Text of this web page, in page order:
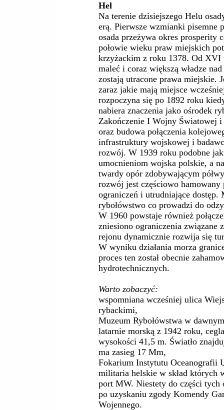
Hel
Na terenie dzisiejszego Helu
erą. Pierwsze wzmianki pisemne
osada przeżywa okres prosperity
połowie wieku praw miejskich
krzyżackim z roku 1378. Od XVI
maleć i coraz większą władze
zostają utracone prawa miejskie.
zaraz jakie mają miejsce
rozpoczyna się po 1892 roku
nabiera znaczenia jako ośrodek
Zakończenie I Wojny Światowej i
oraz budowa połączenia
infrastruktury wojskowej i
rozwój. W 1939 roku podobne
umocnieniom wojska polskie, a
twardy opór zdobywającym
rozwój jest częściowo
ograniczeń i utrudniające
rybołówstwo co prowadzi do
W 1960 powstaje również
zniesiono ograniczenia związane
rejonu dynamicznie rozwija się
W wyniku działania morza
proces ten został obecnie
hydrotechnicznych.
Warto zobaczyć:
wspomniana wcześniej ulica
rybackimi,
Muzeum Rybołówstwa w
latarnie morską z 1942 roku,
wysokości 41,5 m. Światło
ma zasieg 17 Mm,
Fokarium Instytutu Oceanografii
militaria helskie w skład których
port MW. Niestety do części tych
po uzyskaniu zgody Komendy
Wojennego.